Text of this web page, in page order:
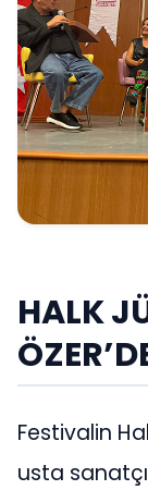
HALK
Festivalin
usta